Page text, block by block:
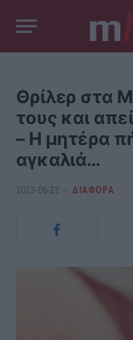
Θρίλερ στα
τους και
– Η μητέρα
αγκαλιά…
2023-06-22 ΔΙΆΦΟΡΑ